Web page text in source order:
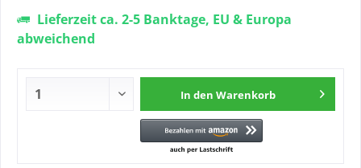
Lieferzeit ca. 2-5 Banktage, EU & Europa
abweichend
In den Warenkorb